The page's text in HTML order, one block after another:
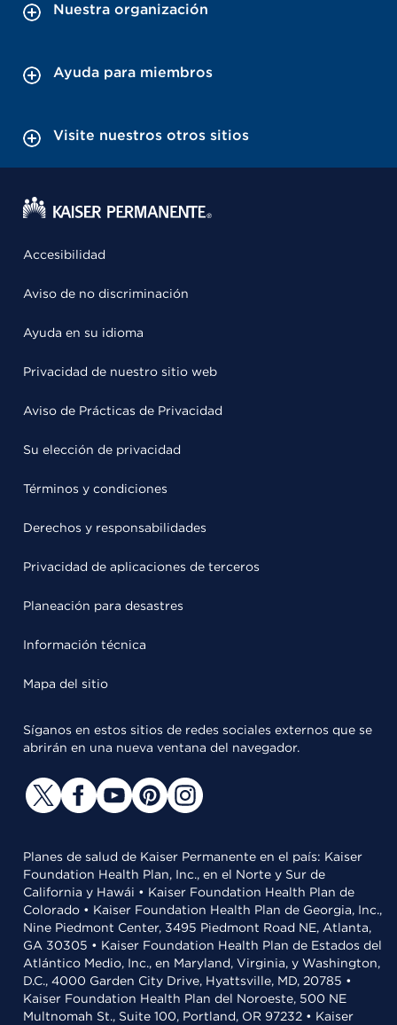
Nuestra organización
Ayuda para miembros
Visite nuestros otros sitios
Accesibilidad
Aviso de no discriminación
Ayuda en su idioma
Privacidad de nuestro sitio web
Aviso de Prácticas de Privacidad
Su elección de privacidad
Términos y condiciones
Derechos y responsabilidades
Privacidad de aplicaciones de terceros
Planeación para desastres
Información técnica
Mapa del sitio
Síganos en estos sitios de redes sociales externos que se
abrirán en una nueva ventana del navegador.
Planes de salud de Kaiser Permanente en el país: Kaiser
Foundation Health Plan, Inc., en el Norte y Sur de
California y Hawái • Kaiser Foundation Health Plan de
Colorado • Kaiser Foundation Health Plan de Georgia, Inc.,
Nine Piedmont Center, 3495 Piedmont Road NE, Atlanta,
GA 30305 • Kaiser Foundation Health Plan de Estados del
Atlántico Medio, Inc., en Maryland, Virginia, y Washington,
D.C., 4000 Garden City Drive, Hyattsville, MD, 20785 •
Kaiser Foundation Health Plan del Noroeste, 500 NE
Multnomah St., Suite 100, Portland, OR 97232 • Kaiser